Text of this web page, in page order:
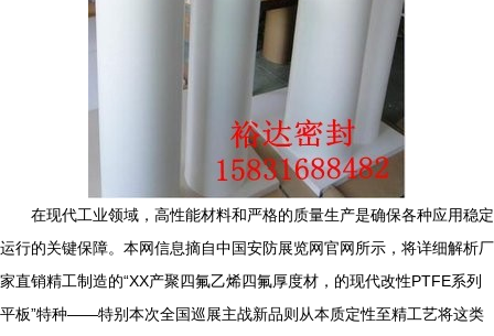
在现代工业领域，高性能材料和严格的质量生产是确保各种应用稳定
运行的关键保障。本网信息摘自中国安防展览网官网所示，将详细解析厂
家直销精工制造的“XX产聚四氟乙烯四氟厚度材，的现代改性PTFE系列
平板”特种——特别本次全国巡展主战新品则从本质定性至精工艺将这类